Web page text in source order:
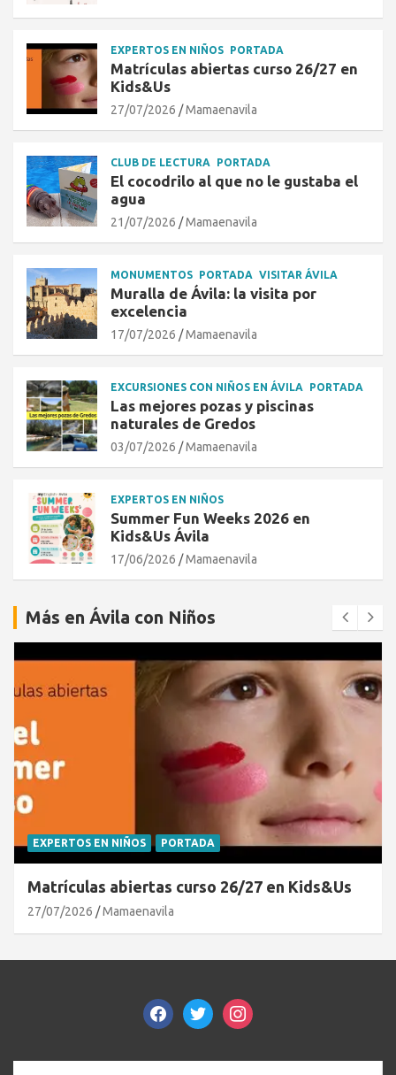
EXPERTOS EN NIÑOS PORTADA
Matrículas abiertas curso 26/27 en
Kids&Us
27/07/2026 Mamaenavila
CLUB DE LECTURA PORTADA
El cocodrilo al que no le gustaba el
agua
21/07/2026 Mamaenavila
MONUMENTOS PORTADA VISITAR ÁVILA
Muralla de Ávila: la visita por
excelencia
17/07/2026 Mamaenavila
EXCURSIONES CON NIÑOS EN ÁVILA PORTADA
Las mejores pozas y piscinas
naturales de Gredos
03/07/2026 Mamaenavila
EXPERTOS EN NIÑOS
Summer Fun Weeks 2026 en
Kids&Us Ávila
17/06/2026 Mamaenavila
Más en Ávila con Niños
EXPERTOS EN NIÑOS PORTADA
Matrículas abiertas curso 26/27 en Kids&Us
27/07/2026 Mamaenavila
facebooktwitterinstagram